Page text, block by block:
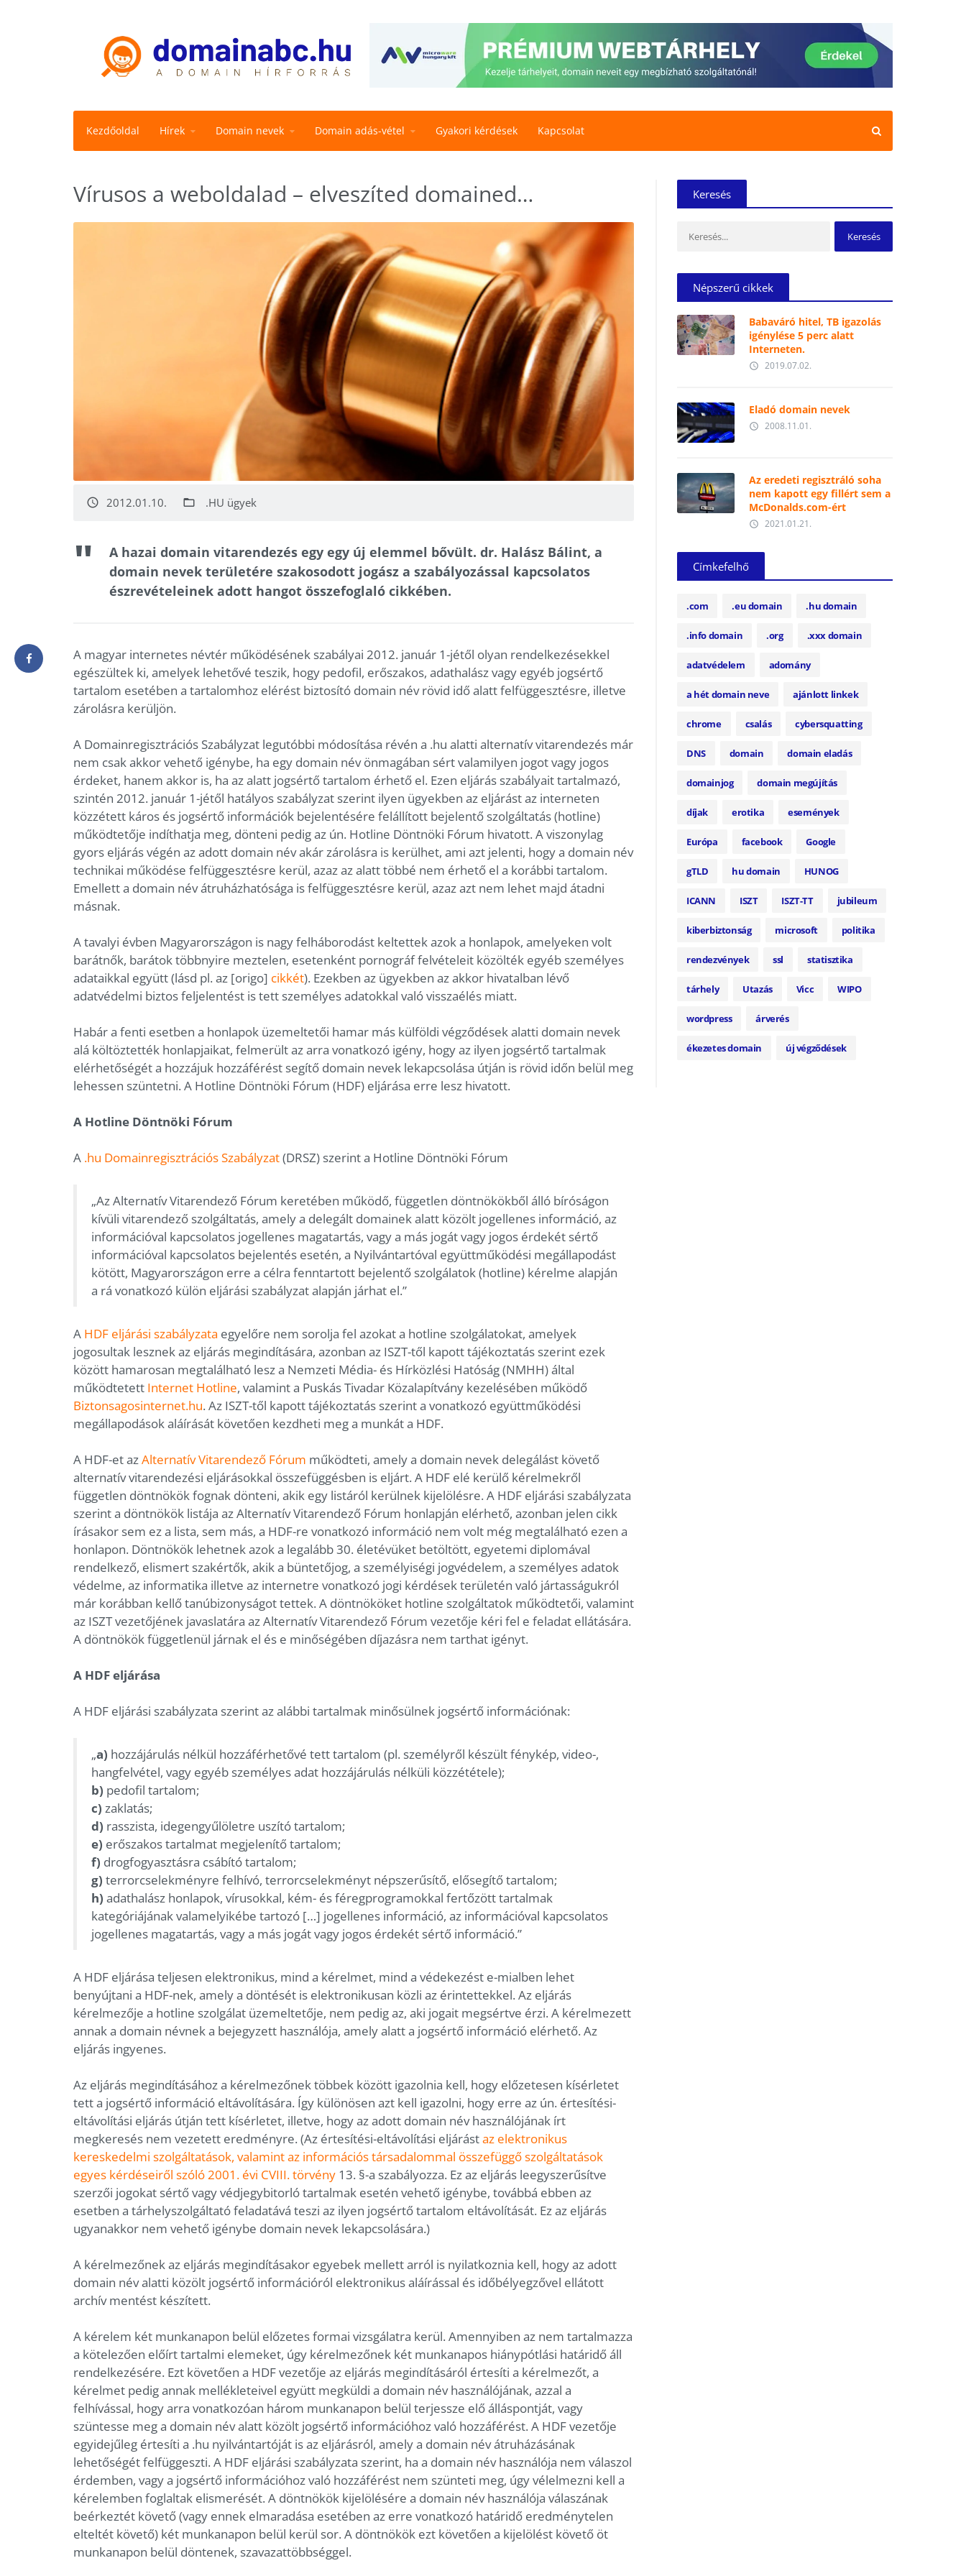
Kezdőoldal Hírek Domain nevek Domain adás-vétel Gyakori kérdések Kapcsolat
Vírusos a weboldalad – elveszíted domained…
access_time 2012.01.10. folder_open .HU ügyek
A hazai domain vitarendezés egy egy új elemmel bővült. dr. Halász Bálint, a
domain nevek területére szakosodott jogász a szabályozással kapcsolatos
észrevételeinek adott hangot összefoglaló cikkében.
A magyar internetes névtér működésének szabályai 2012. január 1-jétől olyan rendelkezésekkel
egészültek ki, amelyek lehetővé teszik, hogy pedofil, erőszakos, adathalász vagy egyéb jogsértő
tartalom esetében a tartalomhoz elérést biztosító domain név rövid idő alatt felfüggesztésre, illetve
zárolásra kerüljön.
A Domainregisztrációs Szabályzat legutóbbi módosítása révén a .hu alatti alternatív vitarendezés már
nem csak akkor vehető igénybe, ha egy domain név önmagában sért valamilyen jogot vagy jogos
érdeket, hanem akkor is, ha az alatt jogsértő tartalom érhető el. Ezen eljárás szabályait tartalmazó,
szintén 2012. január 1-jétől hatályos szabályzat szerint ilyen ügyekben az eljárást az interneten
közzétett káros és jogsértő információk bejelentésére felállított bejelentő szolgáltatás (hotline)
működtetője indíthatja meg, dönteni pedig az ún. Hotline Döntnöki Fórum hivatott. A viszonylag
gyors eljárás végén az adott domain név akár zárolásra is kerülhet, ami azt jelenti, hogy a domain név
technikai működése felfüggesztésre kerül, azaz az alatt többé nem érhető el a korábbi tartalom.
Emellett a domain név átruházhatósága is felfüggesztésre kerül, azaz azt nem lehet majd átadni
másnak.
A tavalyi évben Magyarországon is nagy felháborodást keltettek azok a honlapok, amelyeken volt
barátnők, barátok többnyire meztelen, esetenként pornográf felvételeit közölték egyéb személyes
adataikkal együtt (lásd pl. az [origo] cikkét). Ezekben az ügyekben az akkor hivatalban lévő
adatvédelmi biztos feljelentést is tett személyes adatokkal való visszaélés miatt.
Habár a fenti esetben a honlapok üzemeltetői hamar más külföldi végződések alatti domain nevek
alá költöztették honlapjaikat, felmerült az arra vonatkozó igény, hogy az ilyen jogsértő tartalmak
elérhetőségét a hozzájuk hozzáférést segítő domain nevek lekapcsolása útján is rövid időn belül meg
lehessen szüntetni. A Hotline Döntnöki Fórum (HDF) eljárása erre lesz hivatott.
A Hotline Döntnöki Fórum
A .hu Domainregisztrációs Szabályzat(DRSZ) szerint a Hotline Döntnöki Fórum
„Az Alternatív Vitarendező Fórum keretében működő, független döntnökökből álló bíróságon
kívüli vitarendező szolgáltatás, amely a delegált domainek alatt közölt jogellenes információ, az
információval kapcsolatos jogellenes magatartás, vagy a más jogát vagy jogos érdekét sértő
információval kapcsolatos bejelentés esetén, a Nyilvántartóval együttműködési megállapodást
kötött, Magyarországon erre a célra fenntartott bejelentő szolgálatok (hotline) kérelme alapján
a rá vonatkozó külön eljárási szabályzat alapján járhat el.”
A HDF eljárási szabályzata egyelőre nem sorolja fel azokat a hotline szolgálatokat, amelyek
jogosultak lesznek az eljárás megindítására, azonban az ISZT-től kapott tájékoztatás szerint ezek
között hamarosan megtalálható lesz a Nemzeti Média- és Hírközlési Hatóság (NMHH) által
működtetett Internet Hotline, valamint a Puskás Tivadar Közalapítvány kezelésében működő
Biztonsagosinternet.hu. Az ISZT-től kapott tájékoztatás szerint a vonatkozó együttműködési
megállapodások aláírását követően kezdheti meg a munkát a HDF.
A HDF-et azAlternatív Vitarendező Fórum működteti, amely a domain nevek delegálást követő
alternatív vitarendezési eljárásokkal összefüggésben is eljárt. A HDF elé kerülő kérelmekről
független döntnökök fognak dönteni, akik egy listáról kerülnek kijelölésre. A HDF eljárási szabályzata
szerint a döntnökök listája az Alternatív Vitarendező Fórum honlapján elérhető, azonban jelen cikk
írásakor sem ez a lista, sem más, a HDF-re vonatkozó információ nem volt még megtalálható ezen a
honlapon. Döntnökök lehetnek azok a legalább 30. életévüket betöltött, egyetemi diplomával
rendelkező, elismert szakértők, akik a büntetőjog, a személyiségi jogvédelem, a személyes adatok
védelme, az informatika illetve az internetre vonatkozó jogi kérdések területén való jártasságukról
már korábban kellő tanúbizonyságot tettek. A döntnököket hotline szolgáltatok működtetői, valamint
az ISZT vezetőjének javaslatára az Alternatív Vitarendező Fórum vezetője kéri fel e feladat ellátására.
A döntnökök függetlenül járnak el és e minőségében díjazásra nem tarthat igényt.
A HDF eljárása
A HDF eljárási szabályzata szerint az alábbi tartalmak minősülnek jogsértő információnak:
„a) hozzájárulás nélkül hozzáférhetővé tett tartalom (pl. személyről készült fénykép, video-,
hangfelvétel, vagy egyéb személyes adat hozzájárulás nélküli közzététele);
b) pedofil tartalom;
c) zaklatás;
d) rasszista, idegengyűlöletre uszító tartalom;
e) erőszakos tartalmat megjelenítő tartalom;
f) drogfogyasztásra csábító tartalom;
g) terrorcselekményre felhívó, terrorcselekményt népszerűsítő, elősegítő tartalom;
h) adathalász honlapok, vírusokkal, kém- és féregprogramokkal fertőzött tartalmak
kategóriájának valamelyikébe tartozó […] jogellenes információ, az információval kapcsolatos
jogellenes magatartás, vagy a más jogát vagy jogos érdekét sértő információ.”
A HDF eljárása teljesen elektronikus, mind a kérelmet, mind a védekezést e-mialben lehet
benyújtani a HDF-nek, amely a döntését is elektronikusan közli az érintettekkel. Az eljárás
kérelmezője a hotline szolgálat üzemeltetője, nem pedig az, aki jogait megsértve érzi. A kérelmezett
annak a domain névnek a bejegyzett használója, amely alatt a jogsértő információ elérhető. Az
eljárás ingyenes.
Az eljárás megindításához a kérelmezőnek többek között igazolnia kell, hogy előzetesen kísérletet
tett a jogsértő információ eltávolítására. Így különösen azt kell igazolni, hogy erre az ún. értesítési-
eltávolítási eljárás útján tett kísérletet, illetve, hogy az adott domain név használójának írt
megkeresés nem vezetett eredményre. (Az értesítési-eltávolítási eljárástaz elektronikus
kereskedelmi szolgáltatások, valamint az információs társadalommal összefüggő szolgáltatások
egyes kérdéseiről szóló 2001. évi CVIII. törvény 13. §-a szabályozza. Ez az eljárás leegyszerűsítve
szerzői jogokat sértő vagy védjegybitorló tartalmak esetén vehető igénybe, továbbá ebben az
esetben a tárhelyszolgáltató feladatává teszi az ilyen jogsértő tartalom eltávolítását. Ez az eljárás
ugyanakkor nem vehető igénybe domain nevek lekapcsolására.)
A kérelmezőnek az eljárás megindításakor egyebek mellett arról is nyilatkoznia kell, hogy az adott
domain név alatti közölt jogsértő információról elektronikus aláírással és időbélyegzővel ellátott
archív mentést készített.
A kérelem két munkanapon belül előzetes formai vizsgálatra kerül. Amennyiben az nem tartalmazza
a kötelezően előírt tartalmi elemeket, úgy kérelmezőnek két munkanapos hiánypótlási határidő áll
rendelkezésére. Ezt követően a HDF vezetője az eljárás megindításáról értesíti a kérelmezőt, a
kérelmet pedig annak mellékleteivel együtt megküldi a domain név használójának, azzal a
felhívással, hogy arra vonatkozóan három munkanapon belül terjessze elő álláspontját, vagy
szüntesse meg a domain név alatt közölt jogsértő információhoz való hozzáférést. A HDF vezetője
egyidejűleg értesíti a .hu nyilvántartóját is az eljárásról, amely a domain név átruházásának
lehetőségét felfüggeszti. A HDF eljárási szabályzata szerint, ha a domain név használója nem válaszol
érdemben, vagy a jogsértő információhoz való hozzáférést nem szünteti meg, úgy vélelmezni kell a
kérelemben foglaltak elismerését. A döntnökök kijelölésére a domain név használója válaszának
beérkeztét követő (vagy ennek elmaradása esetében az erre vonatkozó határidő eredménytelen
elteltét követő) két munkanapon belül kerül sor. A döntnökök ezt követően a kijelölést követő öt
munkanapon belül döntenek, szavazattöbbséggel.
Keresés
Népszerű cikkek
Babaváró hitel, TB igazolás
igénylése 5 perc alatt
Interneten.
access_time 2019.07.02.
Eladó domain nevek
access_time 2008.11.01.
Az eredeti regisztráló soha
nem kapott egy fillért sem a
McDonalds.com-ért
access_time 2021.01.21.
Címkefelhő
.com .eu domain .hu domain
.info domain .org .xxx domain
adatvédelem adomány
a hét domain neve ajánlott linkek
chrome csalás cybersquatting
DNS domain domain eladás
domainjog domain megújítás
díjak erotika események
Európa facebook Google
gTLD hu domain HUNOG
ICANN ISZT ISZT-TT jubileum
kiberbiztonság microsoft politika
rendezvények ssl statisztika
tárhely Utazás Vicc WIPO
wordpress árverés
ékezetes domain új végződések